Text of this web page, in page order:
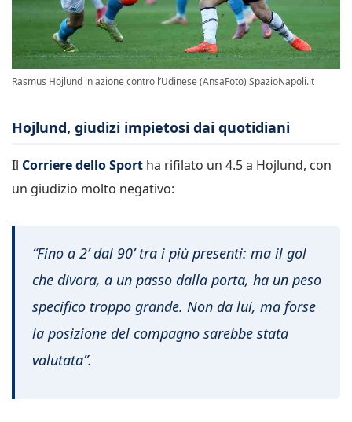
Rasmus Hojlund in azione contro l’Udinese (AnsaFoto) SpazioNapoli.it
Hojlund, giudizi impietosi dai quotidiani
Il Corriere dello Sport ha rifilato un 4.5 a Hojlund, con
un giudizio molto negativo:
“Fino a 2’ dal 90’ tra i più presenti: ma il gol
che divora, a un passo dalla porta, ha un peso
specifico troppo grande. Non da lui, ma forse
la posizione del compagno sarebbe stata
valutata”.